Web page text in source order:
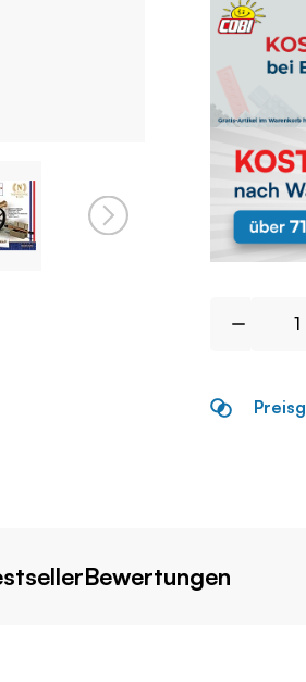
Bewertungen